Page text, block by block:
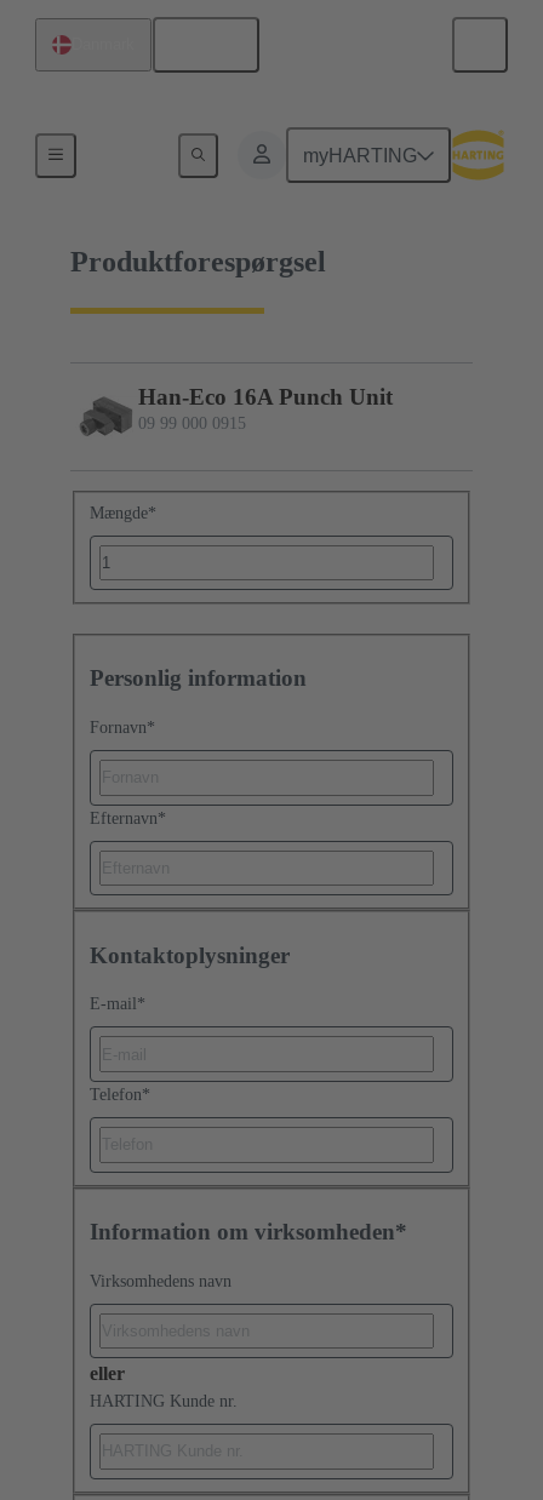
myHARTING
09 99 000 0915
Produktforespørgsel
Han-Eco 16A Punch Unit
09 99 000 0915
Mængde*
Personlig information
Fornavn*
Efternavn*
Kontaktoplysninger
E-mail *
Telefon*
Information om virksomheden*
Virksomhedens navn
eller
HARTING Kunde nr.